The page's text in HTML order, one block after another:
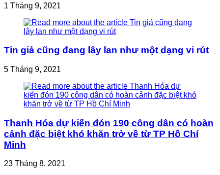
1 Tháng 9, 2021
Tin giả cũng đang lây lan như một dạng vi rút
5 Tháng 9, 2021
Thanh Hóa dự kiến đón 190 công dân có hoàn
cảnh đặc biệt khó khăn trở về từ TP Hồ Chí
Minh
23 Tháng 8, 2021